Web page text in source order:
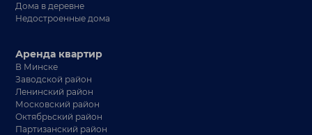
Дома в деревне
Недостроенные дома
Аренда квартир
В Минске
Заводской район
Ленинский район
Московский район
Октябрьский район
Партизанский район